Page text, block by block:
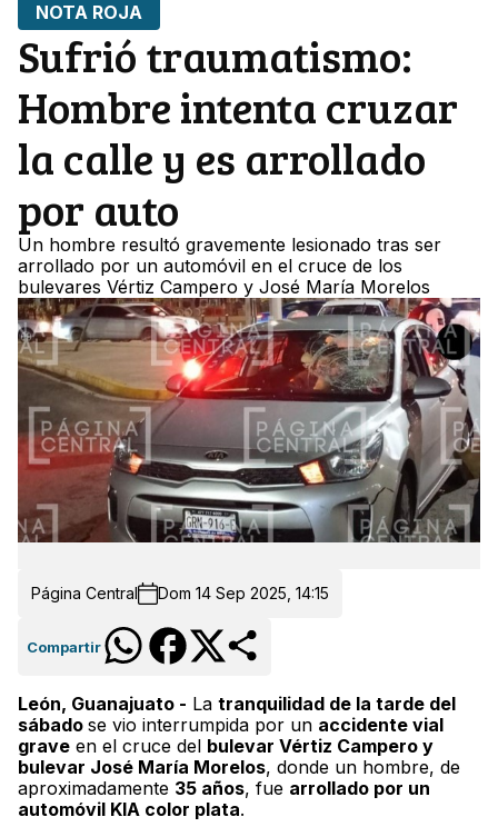
NOTA ROJA
Sufrió traumatismo:
Hombre intenta cruzar
la calle y es arrollado
por auto
Un hombre resultó gravemente lesionado tras ser
arrollado por un automóvil en el cruce de los
bulevares Vértiz Campero y José María Morelos
Página Central Dom 14 Sep 2025, 14:15
Compartir
León, Guanajuato - La tranquilidad de la tarde del
sábado se vio interrumpida por un accidente vial
grave en el cruce del bulevar Vértiz Campero y
bulevar José María Morelos, donde un hombre, de
aproximadamente 35 años, fue arrollado por un
automóvil KIA color plata.